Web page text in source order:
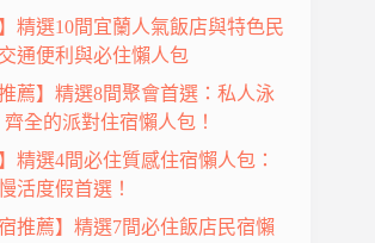
精選10間宜蘭人氣飯店與特色民
通便利與必住懶人包
薦】精選8間聚會首選：私人泳
全的派對住宿懶人包！
精選4間必住質感住宿懶人包：
活度假首選！
推薦】精選7間必住飯店民宿懶